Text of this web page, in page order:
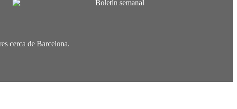
cerca de Barcelona.